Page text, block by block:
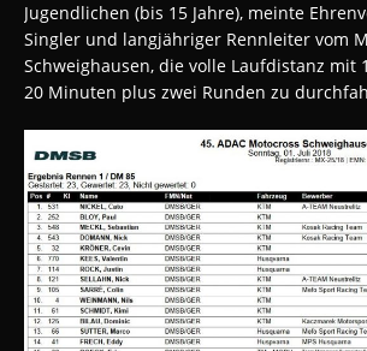
Jugendlichen (bis 15 Jahre), meinte
Singler und langjähriger Rennleiter vom
Schweighausen, die volle Laufdistanz mit
20 Minuten plus zwei Runden zu